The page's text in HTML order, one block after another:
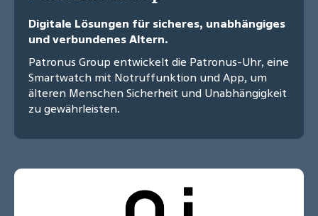
Digitale Lösungen für sicheres, unabhängiges
und verbundenes Altern.
Patronus Group entwickelt die Patronus-Uhr, eine
Smartwatch mit Notruffunktion und App, um
älteren Menschen Sicherheit und Unabhängigkeit
zu gewährleisten.